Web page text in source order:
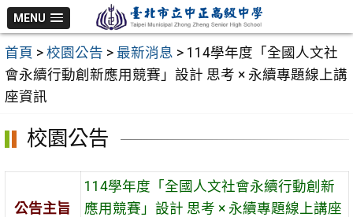
跳
至
主
要
內
MENU
首頁 > 校園公告 > 最新消息 > 114學年度「全國人文社
會永續行動創新應用競賽」設計 思考 × 永續專題線上講
座資訊
校園公告
公告主旨
114學年度「全國人文社會永續行動創新
應用競賽」設計 思考 × 永續專題線上講座